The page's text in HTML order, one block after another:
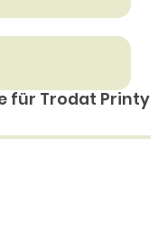
für Trodat Printy